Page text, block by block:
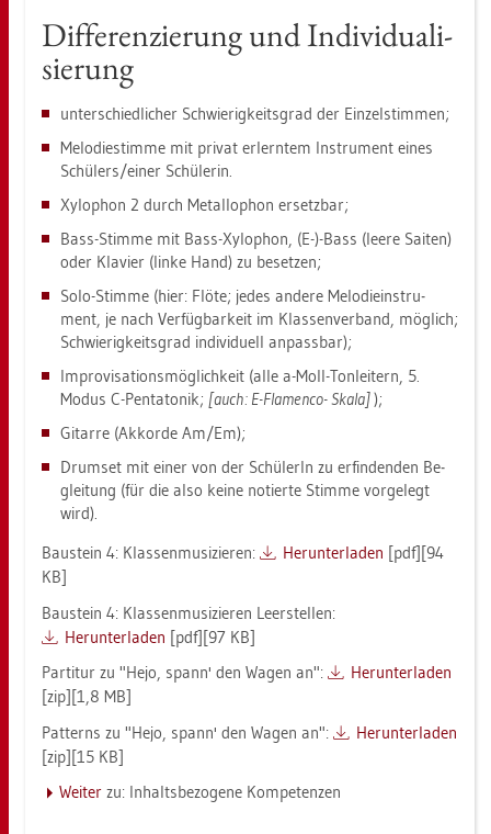
Dif­fe­ren­zie­rung und In­di­vi­dua­li­
sie­rung
un­ter­schied­li­cher Schwie­rig­keits­grad der Ein­zel­stim­men;
Me­lo­die­stim­me mit pri­vat er­lern­tem In­stru­ment eines
Schü­lers/einer Schü­le­rin.
Xy­lo­phon 2 durch Me­tal­lo­phon er­setz­bar;
Bass-Stim­me mit Bass-Xy­lo­phon, (E-)-Bass (leere Sai­ten)
oder Kla­vier (linke Hand) zu be­set­zen;
Solo-Stim­me (hier: Flöte; jedes an­de­re Me­lo­diein­stru­
ment, je nach Ver­füg­bar­keit im Klas­sen­ver­band, mög­lich;
Schwie­rig­keits­grad in­di­vi­du­ell an­pass­bar);
Im­pro­vi­sa­ti­ons­mög­lich­keit (alle a-Moll-Ton­lei­tern, 5.
Modus C-Pen­ta­to­nik; [auch: E-Fla­men­co- Skala]);
Gi­tar­re (Ak­kor­de Am/Em);
Drum­set mit einer von der Schü­le­rIn zu er­fin­den­den Be­
glei­tung (für die also keine no­tier­te Stim­me vor­ge­legt
wird).
Bau­stein 4: Klas­sen­mu­si­zie­ren:
Her­un­ter­la­den [pdf][94
KB]
Bau­stein 4: Klas­sen­mu­si­zie­ren Leer­stel­len:
Her­un­ter­la­den [pdf][97 KB]
Par­ti­tur zu "Hejo, spann' den Wagen an":
Her­un­ter­la­den
[zip][1,8 MB]
Pat­terns zu "Hejo, spann' den Wagen an":
Her­un­ter­la­den
[zip][15 KB]
Wei­ter zu: In­halts­be­zo­ge­ne Kom­pe­ten­zen